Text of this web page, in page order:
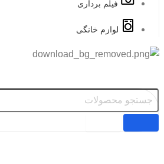
فیلم برداری
لوازم خانگی